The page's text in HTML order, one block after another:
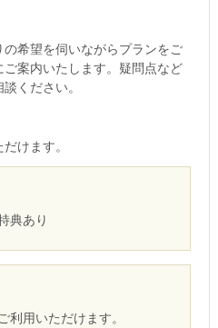
希望を伺いながらプランをご
案内いたします。疑問点など
ください。
けます。
典あり
利用いただけます。